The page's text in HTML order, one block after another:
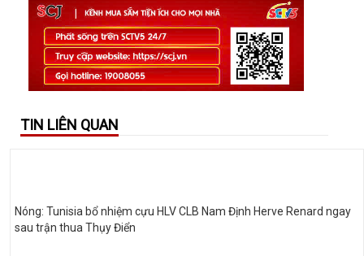
TIN LIÊN QUAN
Nóng: Tunisia bổ nhiệm cựu HLV CLB Nam Định Herve Renard ngay
sau trận thua Thụy Điển